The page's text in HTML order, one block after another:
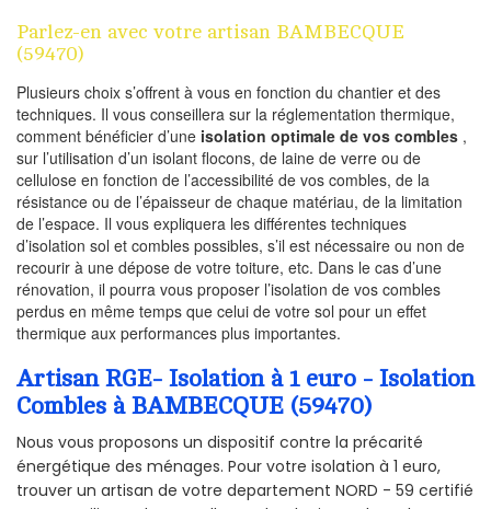
Parlez-en avec votre artisan BAMBECQUE
(59470)
Plusieurs choix s’offrent à vous en fonction du chantier et des
techniques. Il vous conseillera sur la réglementation thermique,
comment bénéficier d’une isolation optimale de vos combles ,
sur l’utilisation d’un isolant flocons, de laine de verre ou de
cellulose en fonction de l’accessibilité de vos combles, de la
résistance ou de l’épaisseur de chaque matériau, de la limitation
de l’espace. Il vous expliquera les différentes techniques
d’isolation sol et combles possibles, s’il est nécessaire ou non de
recourir à une dépose de votre toiture, etc. Dans le cas d’une
rénovation, il pourra vous proposer l’isolation de vos combles
perdus en même temps que celui de votre sol pour un effet
thermique aux performances plus importantes.
Artisan RGE- Isolation à 1 euro - Isolation
Combles à BAMBECQUE (59470)
Nous vous proposons un dispositif contre la précarité
énergétique des ménages. Pour votre isolation à 1 euro,
trouver un artisan de votre departement NORD - 59 certifié